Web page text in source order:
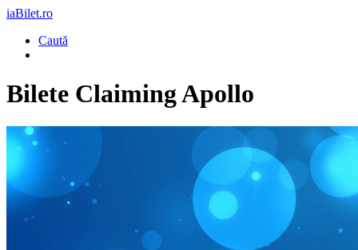
iaBilet.ro
Caută
Bilete Claiming Apollo